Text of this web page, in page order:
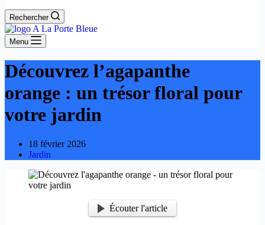
Rechercher
Menu
Découvrez l’agapanthe
orange : un trésor floral pour
votre jardin
18 février 2026
Jardin
Écouter l'article